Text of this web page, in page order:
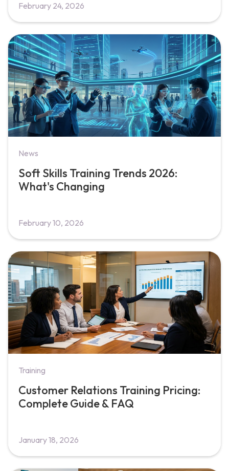
February 24, 2026
News
Soft Skills Training Trends 2026:
What's Changing
February 10, 2026
Training
Customer Relations Training Pricing:
Complete Guide & FAQ
January 18, 2026